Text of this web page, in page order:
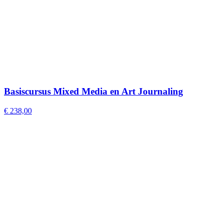
Basiscursus Mixed Media en Art Journaling
€ 238,00